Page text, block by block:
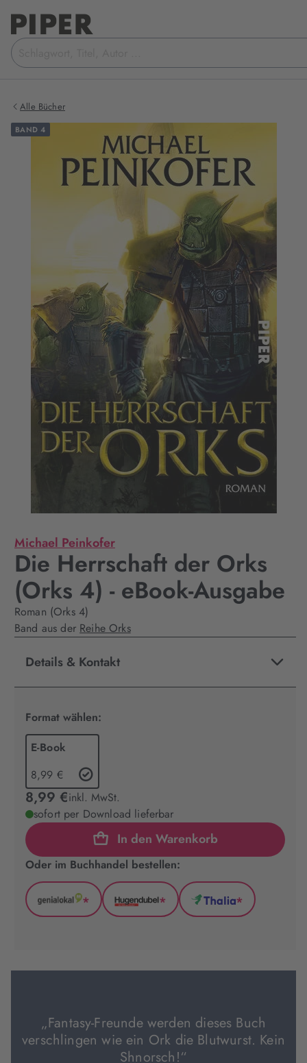
Suchbegriff
eingeben
Alle Bücher
BAND 4
Michael Peinkofer
Die Herrschaft der Orks
(Orks 4) - eBook-Ausgabe
Roman (Orks 4)
Band aus der Reihe Orks
Details & Kontakt
Format wählen:
E-Book
8,99 €
8,99 €inkl. MwSt.
sofort per Download lieferbar
In den Warenkorb
Oder im Buchhandel bestellen:
GenialLokal
Tab
*
Hugendubel
Tab
*
Thalia
Tab
*
„Fantasy-Freunde werden dieses Buch
verschlingen wie ein Ork die Blutwurst. Kein
Shnorsch!“